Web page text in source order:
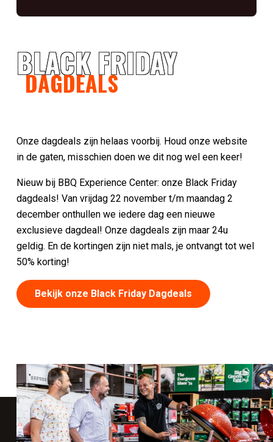
BLACK FRIDAY
DAGDEALS
Onze dagdeals zijn helaas voorbij. Houd onze website
in de gaten, misschien doen we dit nog wel een keer!
Nieuw bij BBQ Experience Center: onze Black Friday
dagdeals! Van vrijdag 22 november t/m maandag 2
december onthullen we iedere dag een nieuwe
exclusieve dagdeal! Onze dagdeals zijn maar 24u
geldig. En de kortingen zijn niet mals, je ontvangt tot wel
50% korting!
Bekijk onze Black Friday Dagdeals